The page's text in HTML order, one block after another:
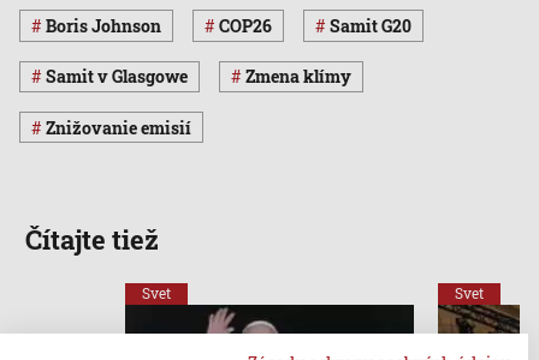
Boris Johnson COP26 Samit G20
samit v Glasgowe zmena klímy
znižovanie emisií
Čítajte tiež
Svet Svet